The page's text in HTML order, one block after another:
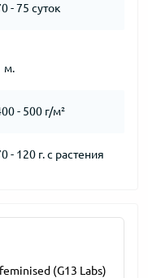
- 75 суток
м.
- 500 г/м²
- 120 г. с растения
(G13 Labs)